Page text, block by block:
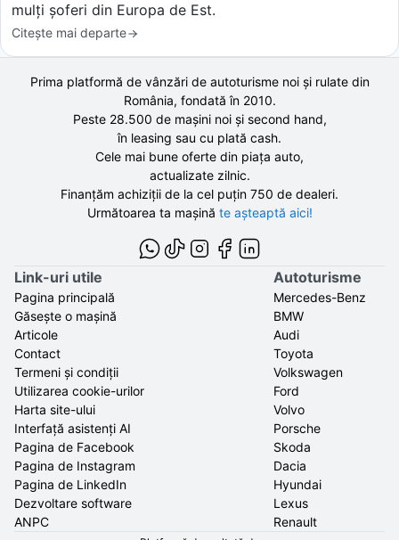
mulți șoferi din Europa de Est.
Citește mai departe
Prima platformă de vânzări de autoturisme noi și rulate din
România, fondată în 2010.
Peste 28.500 demașini noi și second hand,
în leasing sau cu plată cash.
Cele mai bune oferte din piața auto,
actualizate zilnic.
Finanțăm achiziții de la cel puțin 750 de dealeri.
Următoarea ta mașină te așteaptă aici!
Link-uri utile
Pagina principală
Găsește o mașină
Articole
Contact
Termeni și condiții
Utilizarea cookie-urilor
Harta site-ului
Interfață asistenți AI
Pagina de Facebook
Pagina de Instagram
Pagina de LinkedIn
Dezvoltare software
ANPC
Autoturisme
Mercedes-Benz
BMW
Audi
Toyota
Volkswagen
Ford
Volvo
Porsche
Skoda
Dacia
Hyundai
Lexus
Renault